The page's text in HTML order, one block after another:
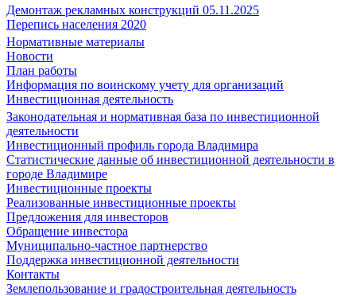
Демонтаж рекламных конструкций 05.11.2025
Перепись населения 2020
Нормативные материалы
Новости
План работы
Информация по воинскому учету для организаций
Инвестиционная деятельность
Законодательная и нормативная база по инвестиционной
деятельности
Инвестиционный профиль города Владимира
Статистические данные об инвестиционной деятельности в
городе Владимире
Инвестиционные проекты
Реализованные инвестиционные проекты
Предложения для инвесторов
Обращение инвестора
Муниципально-частное партнерство
Поддержка инвестиционной деятельности
Контакты
Землепользование и градостроительная деятельность